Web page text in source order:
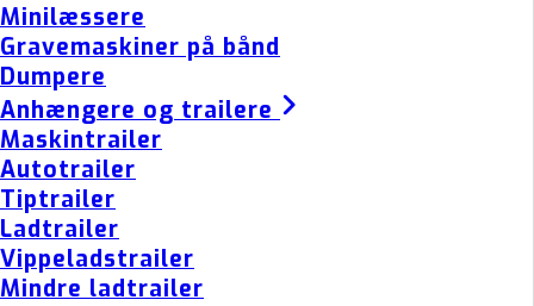
Minilæssere
Gravemaskiner på bånd
Dumpere
Anhængere og trailere
Maskintrailer
Autotrailer
Tiptrailer
Ladtrailer
Vippeladstrailer
Mindre ladtrailer